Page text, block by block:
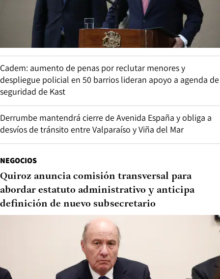
Cadem: aumento de penas por reclutar menores y
despliegue policial en 50 barrios lideran apoyo a agenda de
seguridad de Kast
Derrumbe mantendrá cierre de Avenida España y obliga a
desvíos de tránsito entre Valparaíso y Viña del Mar
NEGOCIOS
Quiroz anuncia comisión transversal para
abordar estatuto administrativo y anticipa
definición de nuevo subsecretario